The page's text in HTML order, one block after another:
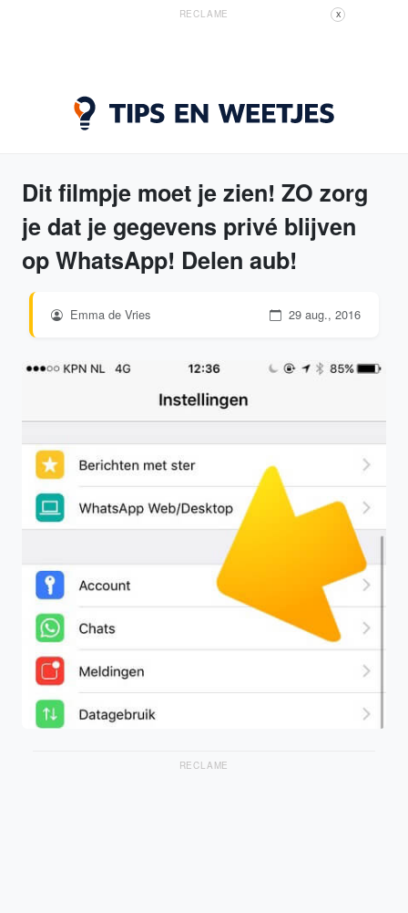
RECLAME X
Dit filmpje moet je zien! ZO zorg
je dat je gegevens privé blijven
op WhatsApp! Delen aub!
Emma de Vries 29 aug., 2016
RECLAME